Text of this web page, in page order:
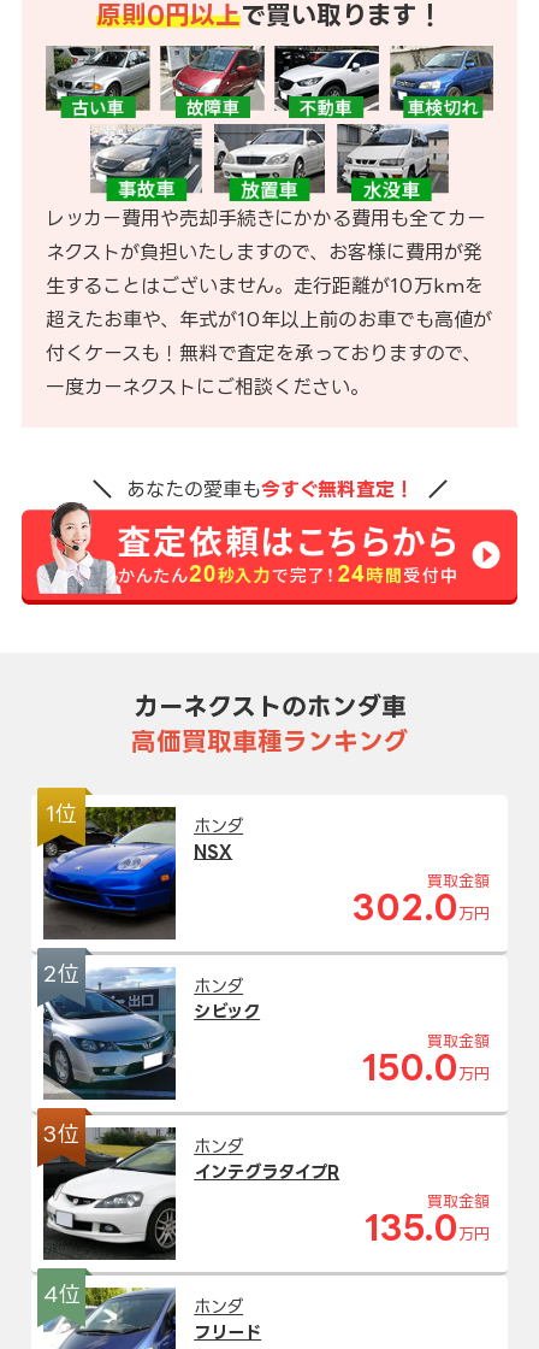
原則0円以上で買い取ります！
レッカー費用や売却手続きにかかる費用も全てカー
ネクストが負担いたしますので、お客様に費用が発
生することはございません。走行距離が10万kmを
超えたお車や、年式が10年以上前のお車でも高値が
付くケースも！無料で査定を承っておりますので、
一度カーネクストにご相談ください。
あなたの愛車も今すぐ無料査定！
カーネクストのホンダ車
高価買取車種ランキング
1位
ホンダ
NSX
買取金額
302.0 万円
2位
ホンダ
シビック
買取金額
150.0 万円
3位
ホンダ
インテグラタイプR
買取金額
135.0 万円
4位
ホンダ
フリード